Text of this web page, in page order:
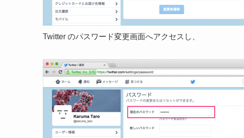
Twitter のパスワード変更画面へアクセスし、